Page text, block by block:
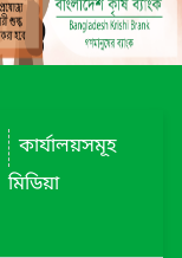
কার্যালয়সমূহ
মিডিয়া